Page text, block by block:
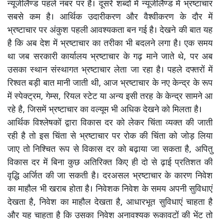
न्यूजीलैण्ड पहले नंबर पर है। दूसरे शब्दों में न्यूजीलैण्ड में भ्रष्टाचार
सबसे कम है। आर्थिक उदारीकरण और वैश्वीकरण के दौर में
भ्रष्टाचार पर अंकुश पहली आवश्यकता बन गई है। देखने की बात यह
है कि अब देश में भ्रष्टाचार का तरीका भी बदलने लगा है। एक समय
था जब सरकारी कार्यालय भ्रष्टाचार के गढ़ माने जाते थे, पर अब
उसका स्थान संस्थागत भ्रष्टाचार लेता जा रहा है। पहले दफ्तरों में
रिश्वत बड़ी बात मानी जाती थी, आज भ्रष्टाचार के नए केन्द्र के रूप
में स्पेक्ट्रम, गेम्स, रियल स्टेट या अन्य इसी तरह के केन्द्र सामने आ
रहे है, जिसमें भ्रष्टाचार का वल्यूम भी अधिक देखने को मिलता है।
आर्थिक विश्लेषकों द्वारा विकास दर को लेकर चिंता व्यक्त की जाती
रही है तो इस चिंता से भ्रष्टाचार पर रोक की चिंता को जोड़ लिया
जाए तो निश्चित रूप से विकास दर को बढ़ाया जा सकता है, अपितु
विकास दर में बिना कुछ अतिरिक्त किए ही दो से ढ़ाई प्रतिशत की
वृद्धि अर्जित की जा सकती है। दरअसल भ्रष्टाचार के कारण निवेश
का माहौल भी खराब होता है। निवेशक निवेश के समय अपनी सुविधाएं
देखता है, निवेश का माहौल देखता है, आधारभूत सुविधाएं चाहता है
और यह चाहता है कि उसका निवेश अनावश्यक रूकावटों की भेंट तो